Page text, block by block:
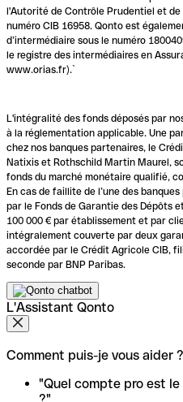
l'Autorité de Contrôle Prudentiel et de
numéro CIB 16958. Qonto est
d’intermédiaire sous le numéro
le registre des intermédiaires en
www.orias.fr).`
L'intégralité des fonds déposés par
à la réglementation applicable. Une
chez nos banques partenaires, le
Natixis et Rothschild Martin Maurel,
fonds du marché monétaire qualifié,
En cas de faillite de l’une des
par le Fonds de Garantie des Dépôts
100 000 € par établissement et par
intégralement couverte par deux
accordée par le Crédit Agricole CIB,
seconde par BNP Paribas.
L'Assistant Qonto
Comment puis-je vous aider ?
"Quel compte pro est